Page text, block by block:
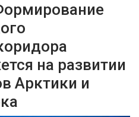
на развитии
Арктики и